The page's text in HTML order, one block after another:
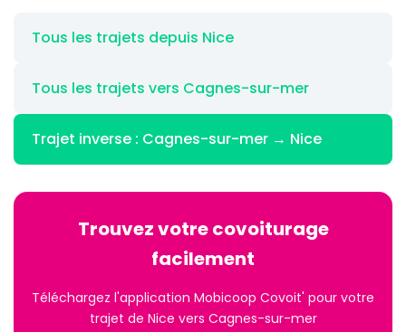
Tous les trajets depuis Nice
Tous les trajets vers Cagnes-sur-mer
Trajet inverse : Cagnes-sur-mer → Nice
Trouvez votre covoiturage
facilement
Téléchargez l'application Mobicoop Covoit' pour votre
trajet de Nice vers Cagnes-sur-mer